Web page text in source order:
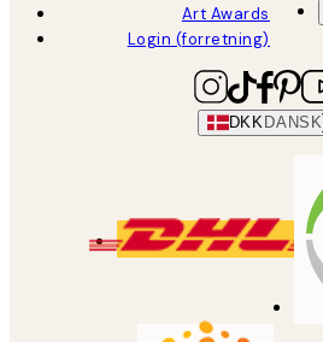
Art Awards
Login (forretning)
DKK DANSK